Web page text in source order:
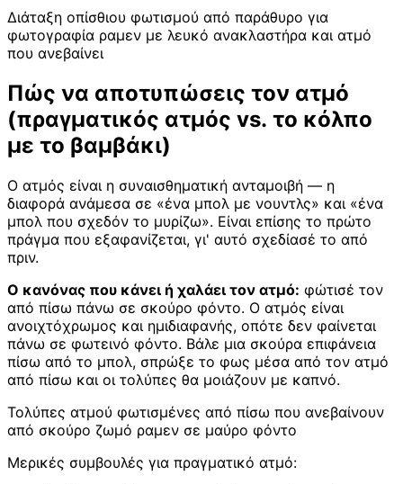
Διάταξη οπίσθιου φωτισμού από παράθυρο για
φωτογραφία ραμεν με λευκό ανακλαστήρα και ατμό
που ανεβαίνει
Πώς να αποτυπώσεις τον ατμό
(πραγματικός ατμός vs. το κόλπο
με το βαμβάκι)
Ο ατμός είναι η συναισθηματική ανταμοιβή — η
διαφορά ανάμεσα σε «ένα μπολ με νουντλς» και «ένα
μπολ που σχεδόν το μυρίζω». Είναι επίσης το πρώτο
πράγμα που εξαφανίζεται, γι' αυτό σχεδίασέ το από
πριν.
Ο κανόνας που κάνει ή χαλάει τον ατμό: φώτισέ τον
από πίσω πάνω σε σκούρο φόντο. Ο ατμός είναι
ανοιχτόχρωμος και ημιδιαφανής, οπότε δεν φαίνεται
πάνω σε φωτεινό φόντο. Βάλε μια σκούρα επιφάνεια
πίσω από το μπολ, σπρώξε το φως μέσα από τον ατμό
από πίσω και οι τολύπες θα μοιάζουν με καπνό.
Τολύπες ατμού φωτισμένες από πίσω που ανεβαίνουν
από σκούρο ζωμό ραμεν σε μαύρο φόντο
Μερικές συμβουλές για πραγματικό ατμό: